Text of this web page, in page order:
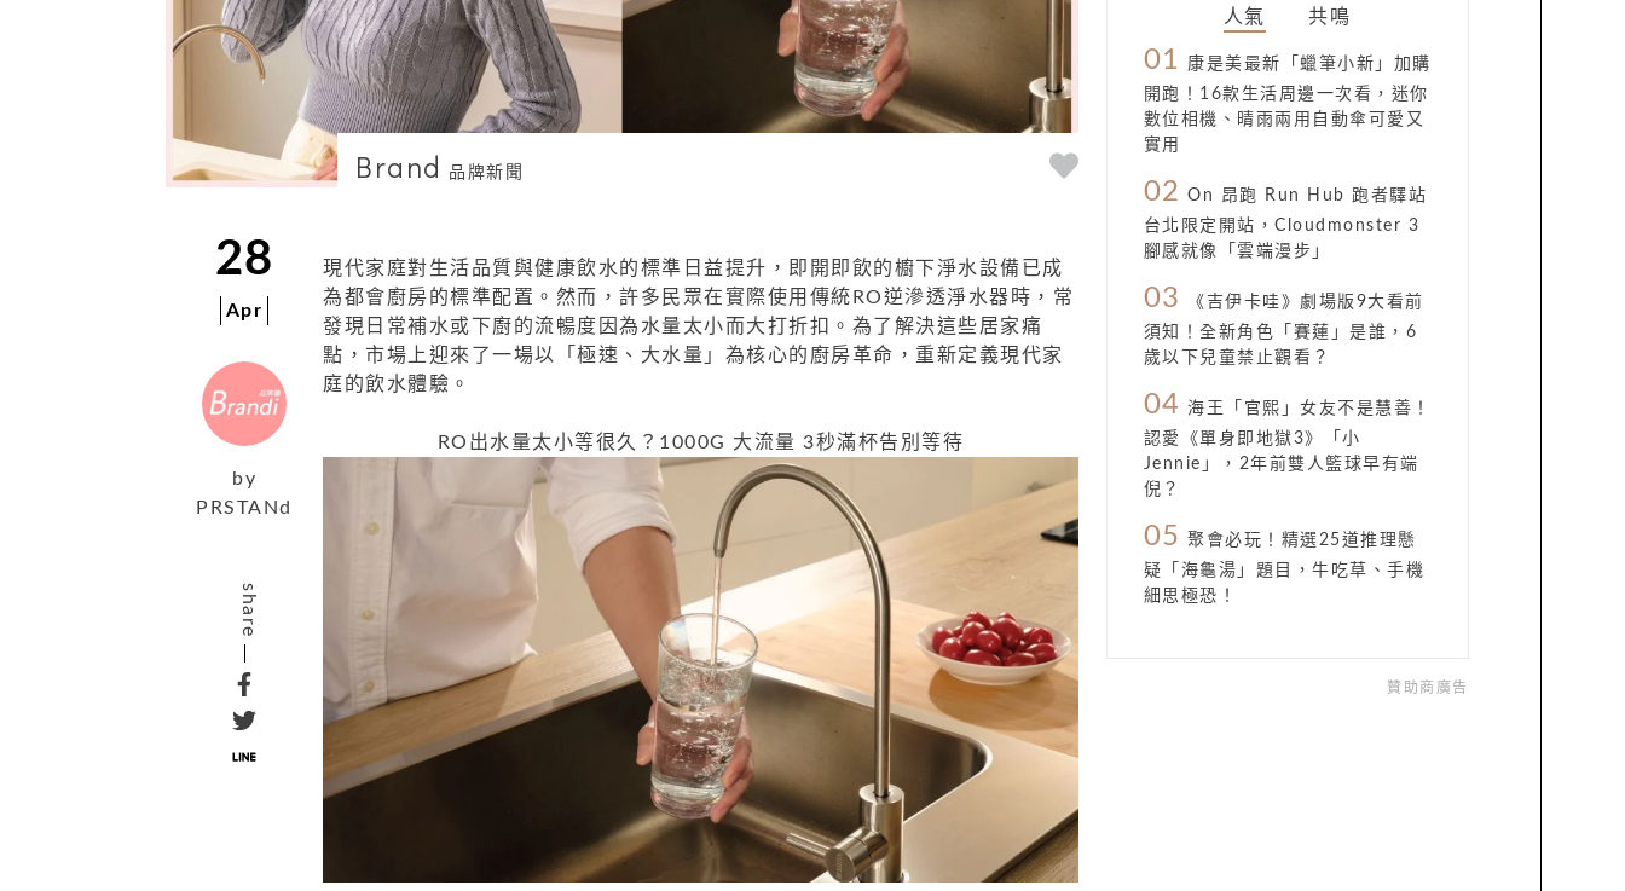
Brand 品牌新聞
28
Apr
by
PRSTANd
share
現代家庭對生活品質與健康飲水的標準日益提升，即開即飲的櫥下淨水設備已成
為都會廚房的標準配置。然而，許多民眾在實際使用傳統RO逆滲透淨水器時，常
發現日常補水或下廚的流暢度因為水量太小而大打折扣。為了解決這些居家痛
點，市場上迎來了一場以「極速、大水量」為核心的廚房革命，重新定義現代家
庭的飲水體驗。
RO出水量太小等很久？1000G 大流量 3秒滿杯告別等待
人氣 共鳴
01
康是美最新「蠟筆小新」加購
開跑！16款生活周邊一次看，迷你
數位相機、晴雨兩用自動傘可愛又
實用
02 On 昂跑 Run Hub 跑者驛站
台北限定開站，Cloudmonster 3
腳感就像「雲端漫步」
03
《吉伊卡哇》劇場版9大看前
須知！全新角色「賽蓮」是誰，6
歲以下兒童禁止觀看？
04 海王「官熙」女友不是慧善！
認愛《單身即地獄3》「小
Jennie」，2年前雙人籃球早有端
倪？
05 聚會必玩！精選25道推理懸
疑「海龜湯」題目，牛吃草、手機
細思極恐！
贊助商廣告